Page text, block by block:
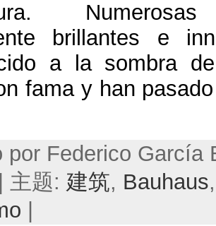
.
brillantes e
a la sombra
fama y han
por Federico García
主题: 建筑, Bauhaus